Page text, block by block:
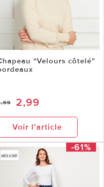
“Velours côtelé”
2,99
Voir l’article
-61%